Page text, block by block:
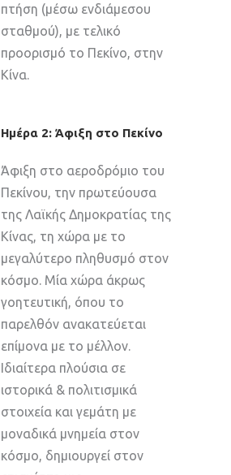
πτήση (μέσω ενδιάμεσου
σταθμού), με τελικό
προορισμό το Πεκίνο, στην
Κίνα.
Ημέρα 2: Άφιξη στο Πεκίνο
Άφιξη στο αεροδρόμιο του
Πεκίνου, την πρωτεύουσα
της Λαϊκής Δημοκρατίας της
Κίνας, τη χώρα με το
μεγαλύτερο πληθυσμό στον
κόσμο. Μία χώρα άκρως
γοητευτική, όπου το
παρελθόν ανακατεύεται
επίμονα με το μέλλον.
Ιδιαίτερα πλούσια σε
ιστορικά & πολιτισμικά
στοιχεία και γεμάτη με
μοναδικά μνημεία στον
κόσμο, δημιουργεί στον